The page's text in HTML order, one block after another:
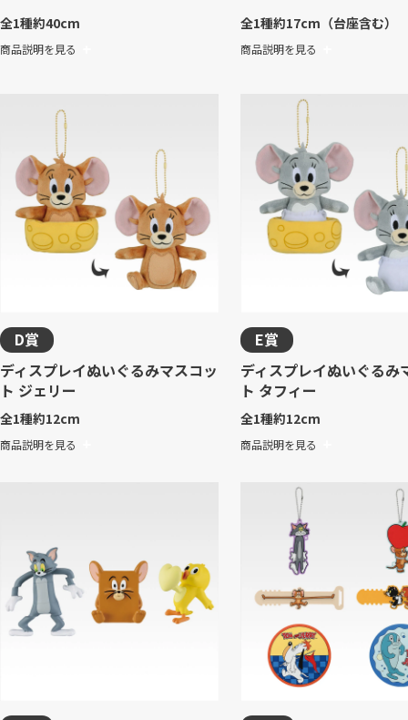
全1種約40cm
商品説明を見る
全1種約17cm（台座含む）
商品説明を見る
D賞
ディスプレイぬいぐるみマスコッ
ト ジェリー
全1種約12cm
商品説明を見る
E賞
ディスプレイぬいぐるみ
ト タフィー
全1種約12cm
商品説明を見る